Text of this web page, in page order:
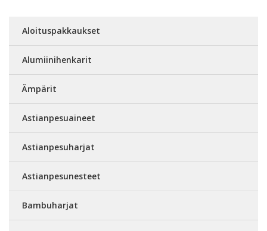
Aloituspakkaukset
Alumiinihenkarit
Ämpärit
Astianpesuaineet
Astianpesuharjat
Astianpesunesteet
Bambuharjat